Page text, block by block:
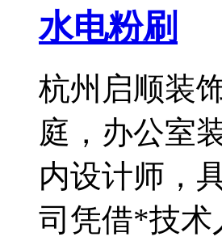
水电粉刷
杭州启顺装
庭，办公室
内设计师，
司凭借*技术